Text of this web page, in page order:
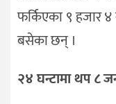
फर्किएका ९ हजार
बसेका छन् ।
२४ घन्टामा थप८